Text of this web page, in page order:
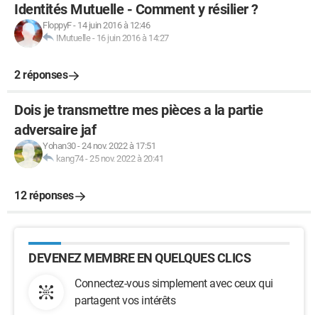
Identités Mutuelle - Comment y résilier ?
FloppyF- 14 juin 2016 à 12:46
IMutuelle- 16 juin 2016 à 14:27
2 réponses
Dois je transmettre mes pièces a la partie
adversaire jaf
Yohan30-24 nov. 2022 à 17:51
kang74-25 nov. 2022 à 20:41
12 réponses
DEVENEZ MEMBRE EN QUELQUES CLICS
Connectez-vous simplement avec ceux qui
partagent vos intérêts